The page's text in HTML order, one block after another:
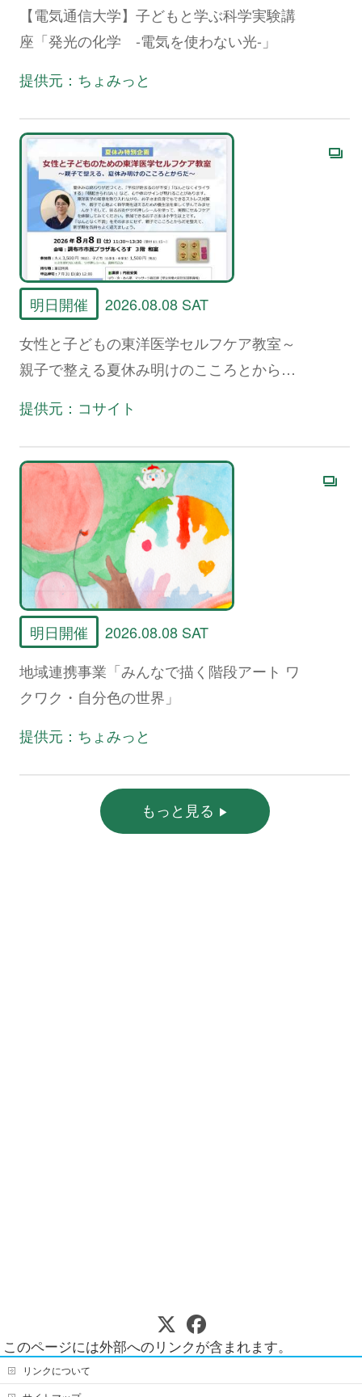
【電気通信大学】子どもと学ぶ科学実験講
座「発光の化学 -電気を使わない光-」
提供元：ちょみっと
明日開催
2026.08.08 SAT
女性と子どもの東洋医学セルフケア教室～
親子で整える夏休み明けのこころとからだ
提供元：コサイト
明日開催
2026.08.08 SAT
地域連携事業「みんなで描く階段アート ワ
クワク・自分色の世界」
提供元：ちょみっと
もっと見る
このページには外部へのリンクが含まれます。
リンクについて